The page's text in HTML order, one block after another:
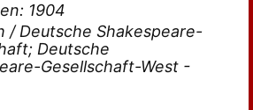
1904
/ Deutsche Shakespeare-
Deutsche
Gesellschaft-West -